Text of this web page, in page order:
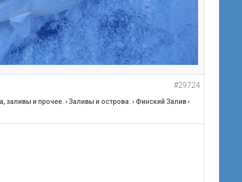
#29724
заливы и прочее. ›Заливы и острова: › Финский Залив›